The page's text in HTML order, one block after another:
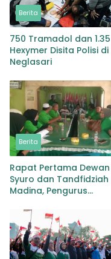
Berita
750 Tramadol dan 1.35
Hexymer Disita Polisi di
Neglasari
Berita
Rapat Pertama Dewan
Syuro dan Tandfidziah
Madina, Pengurus
adalah Tokoh